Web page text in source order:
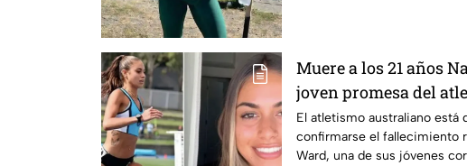
Muere a los 21 años
joven promesa del
australiano
El atletismo australiano está
confirmarse el fallecimiento
Ward, una de sus jóvenes